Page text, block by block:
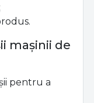
mașinii de
pentru a